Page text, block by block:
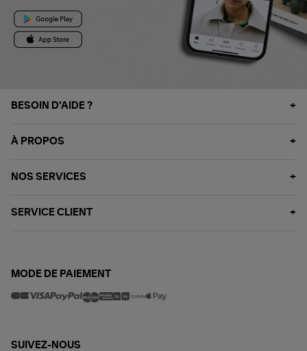
BESOIN D'AIDE ?
À PROPOS
NOS SERVICES
SERVICE CLIENT
MODE DE PAIEMENT
SUIVEZ-NOUS